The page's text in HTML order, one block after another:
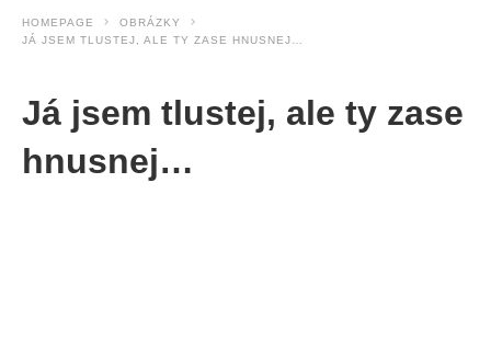
HOMEPAGE
OBRÁZKY
JÁ JSEM TLUSTEJ, ALE TY ZASE HNUSNEJ…
Já jsem tlustej, ale ty zase
hnusnej…